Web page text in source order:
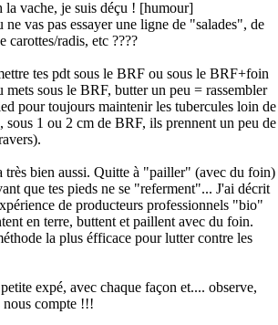
la vache, je suis déçu ! [humour]
ne vas pas essayer une ligne de "salades", de
carottes/radis, etc ????
tes pdt sous le BRF ou sous le BRF+foin
sous le BRF, butter un peu = rassembler
pour toujours maintenir les tubercules loin de
sous 1 ou 2 cm de BRF, ils prennent un peu de
très bien aussi. Quitte à "pailler" (avec du foin)
que tes pieds ne se "referment"... J'ai décrit
de producteurs professionnels "bio"
en terre, buttent et paillent avec du foin.
la plus éfficace pour lutter contre les
expé, avec chaque façon et.... observe,
nous compte !!!